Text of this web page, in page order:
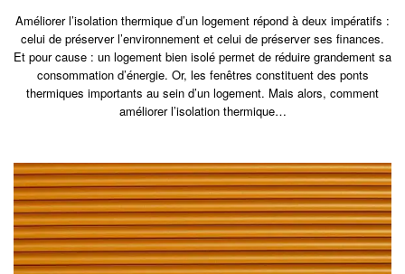
Améliorer l’isolation thermique d’un logement répond à deux impératifs :
celui de préserver l’environnement et celui de préserver ses finances.
Et pour cause : un logement bien isolé permet de réduire grandement sa
consommation d’énergie. Or, les fenêtres constituent des ponts
thermiques importants au sein d’un logement. Mais alors, comment
améliorer l’isolation thermique…